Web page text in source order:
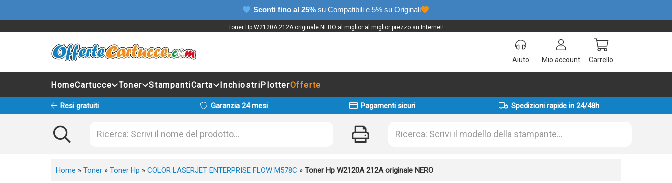
Sconti fino al 25% su Compatibili e 5% su Originali
Toner Hp W2120A 212A originale NERO al miglior al miglior prezzo su Internet!
Aiuto Mio account Carrello
HomeCartucce Toner StampantiCarta InchiostriPlotterOfferte
Resi gratuiti Garanzia 24 mesi Pagamenti sicuri Spedizioni rapide in 24/48h
Home » Toner » Toner Hp » COLOR LASERJET ENTERPRISE FLOW M578C » Toner Hp W2120A 212A originale NERO